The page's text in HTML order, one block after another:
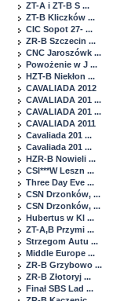
ZT-A i ZT-B S ...
ZT-B Kliczków ...
CIC Sopot 27- ...
ZR-B Szczecin ...
CNC Jaroszówk ...
Powożenie w J ...
HZT-B Niekłon ...
CAVALIADA 2012
CAVALIADA 201 ...
CAVALIADA 201 ...
CAVALIADA 2011
Cavaliada 201 ...
Cavaliada 201 ...
HZR-B Nowieli ...
CSI***W Leszn ...
Three Day Eve ...
CSN Drzonków, ...
CSN Drzonków, ...
Hubertus w Kl ...
ZT-A,B Przymi ...
Strzegom Autu ...
Middle Europe ...
ZR-B Grzybowo ...
ZR-B Złotoryj ...
Finał SBS Lad ...